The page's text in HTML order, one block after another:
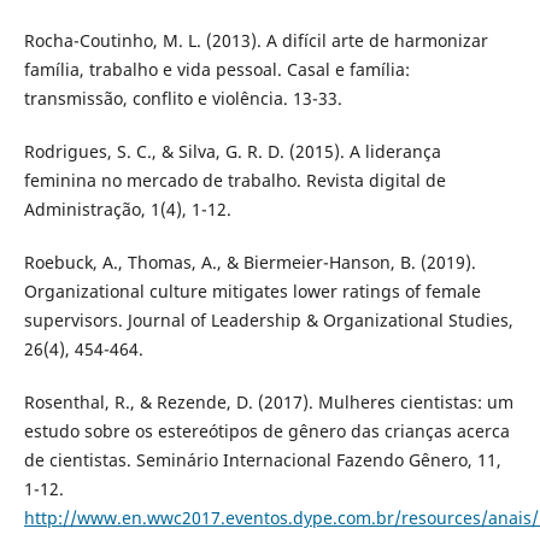
Rocha-Coutinho, M. L. (2013). A difícil arte de harmonizar
família, trabalho e vida pessoal. Casal e família:
transmissão, conflito e violência. 13-33.
Rodrigues, S. C., & Silva, G. R. D. (2015). A liderança
feminina no mercado de trabalho. Revista digital de
Administração, 1(4), 1-12.
Roebuck, A., Thomas, A., & Biermeier-Hanson, B. (2019).
Organizational culture mitigates lower ratings of female
supervisors. Journal of Leadership & Organizational Studies,
26(4), 454-464.
Rosenthal, R., & Rezende, D. (2017). Mulheres cientistas: um
estudo sobre os estereótipos de gênero das crianças acerca
de cientistas. Seminário Internacional Fazendo Gênero, 11,
1-12.
http://www.en.wwc2017.eventos.dype.com.br/resources/